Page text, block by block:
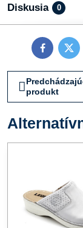
Diskusia 0
Facebook
produkt